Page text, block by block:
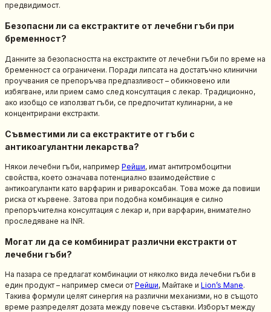
предвидимост.
Безопасни ли са екстрактите от лечебни гъби при
бременност?
Данните за безопасността на екстрактите от лечебни гъби по време на
бременност са ограничени. Поради липсата на достатъчно клинични
проучвания се препоръчва предпазливост – обикновено или
избягване, или прием само след консултация с лекар. Традиционно,
ако изобщо се използват гъби, се предпочитат кулинарни, а не
концентрирани екстракти.
Съвместими ли са екстрактите от гъби с
антикоагулантни лекарства?
Някои лечебни гъби, например Рейши, имат антитромбоцитни
свойства, което означава потенциално взаимодействие с
антикоагуланти като варфарин и ривароксабан. Това може да повиши
риска от кървене. Затова при подобна комбинация е силно
препоръчителна консултация с лекар и, при варфарин, внимателно
проследяване на INR.
Могат ли да се комбинират различни екстракти от
лечебни гъби?
На пазара се предлагат комбинации от няколко вида лечебни гъби в
един продукт – например смеси от Рейши, Майтаке и Lion’s Mane.
Такива формули целят синергия на различни механизми, но в същото
време разпределят дозата между повече съставки. Изборът между